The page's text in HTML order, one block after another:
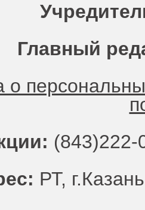
Главный
о
РТ,